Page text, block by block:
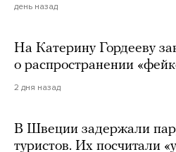
день назад
На Катерину Гордееву
о распространении
2 дня назад
В Швеции задержали
туристов. Их посчитали